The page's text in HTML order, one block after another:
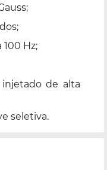
Hz;
de alta
seletiva.